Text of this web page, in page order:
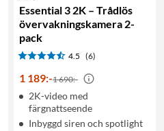
Essential 3 2K – Trådlös
övervakningskamera 2-
pack
4.5 (6)
1 189:-1 690:-
2K-video med
färgnattseende
Inbyggd siren och spotlight